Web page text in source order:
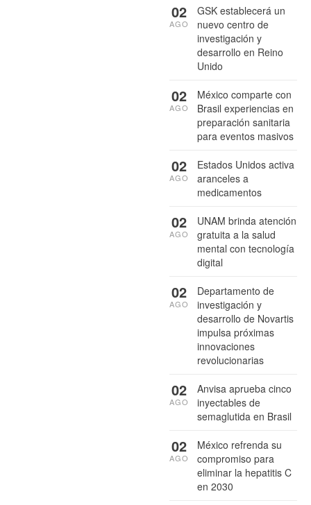
GSK establecerá un
nuevo centro de
investigación y
desarrollo en Reino
Unido
02
AGO
México comparte con
Brasil experiencias en
preparación sanitaria
para eventos masivos
02
AGO
Estados Unidos activa
aranceles a
medicamentos
02
AGO
UNAM brinda atención
gratuita a la salud
mental con tecnología
digital
02
AGO
Departamento de
investigación y
desarrollo de Novartis
impulsa próximas
innovaciones
revolucionarias
02
AGO
Anvisa aprueba cinco
inyectables de
semaglutida en Brasil
02
AGO
México refrenda su
compromiso para
eliminar la hepatitis C
en 2030
02
AGO